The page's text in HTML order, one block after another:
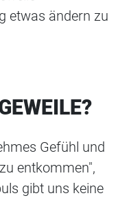
etwas ändern zu
Gefühl und
entkommen",
gibt uns keine